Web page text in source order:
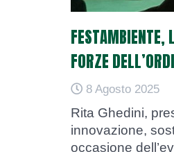
FESTAMBIENTE,
FORZE
8 Agosto 2025
Rita Ghedini,
innovazione,
occasione